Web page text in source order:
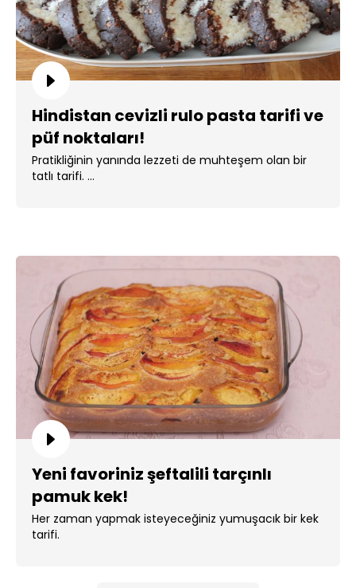
Hindistan cevizli rulo pasta tarifi ve
püf noktaları!
Pratikliğinin yanında lezzeti de muhteşem olan bir
tatlı tarifi. ...
Yeni favoriniz şeftalili tarçınlı
pamuk kek!
Her zaman yapmak isteyeceğiniz yumuşacık bir kek
tarifi.